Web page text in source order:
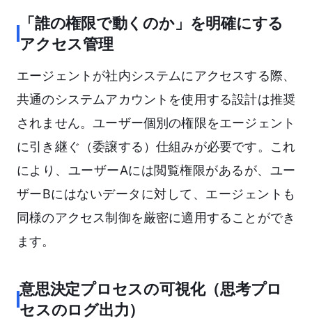
「誰の権限で動くのか」を明確にする
アクセス管理
エージェントが社内システムにアクセスする際、
共通のシステムアカウントを使用する設計は推奨
されません。ユーザー個別の権限をエージェント
に引き継ぐ（委譲する）仕組みが必要です。これ
により、ユーザーAには閲覧権限があるが、ユー
ザーBにはないデータに対して、エージェントも
同様のアクセス制御を厳密に適用することができ
ます。
意思決定プロセスの可視化（思考プロ
セスのログ出力）